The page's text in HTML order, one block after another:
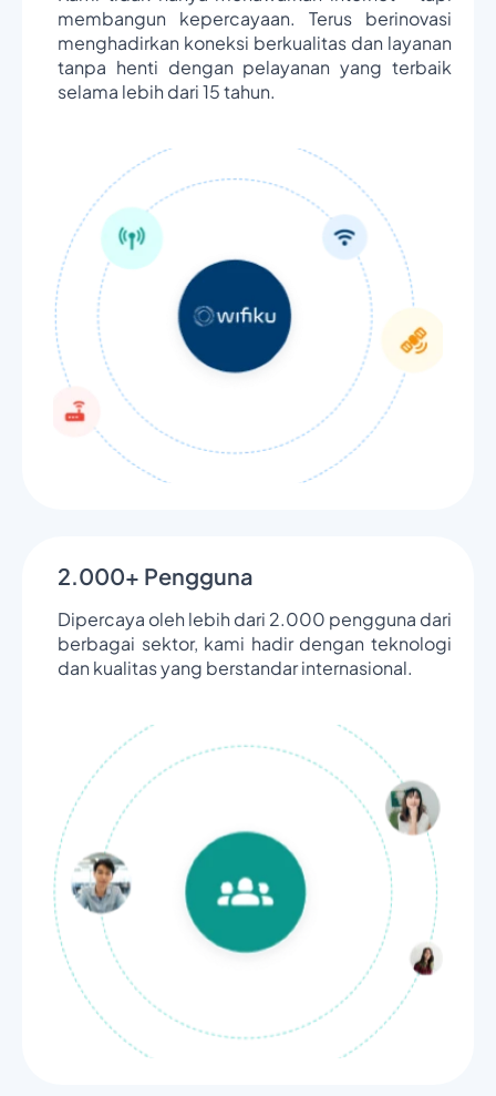
membangun kepercayaan. Terus berinovasi
menghadirkan koneksi berkualitas dan layanan
tanpa henti dengan pelayanan yang terbaik
selama lebih dari 15 tahun.
2.000+ Pengguna
Dipercaya oleh lebih dari 2.000 pengguna dari
berbagai sektor, kami hadir dengan teknologi
dan kualitas yang berstandar internasional.